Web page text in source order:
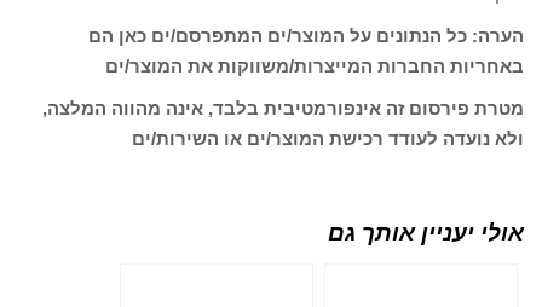
הערה: כל הנתונים על המוצר/ים המתפרסם/ים כאן הם
באחריות החברות המייצרות/משווקות את המוצר/ים
מטרת פירסום זה אינפורמטיבית בלבד, אינה מהווה המלצה,
ולא נועדה לעודד רכישת המוצר/ים או השירות/ים
אולי יעניין אותך גם